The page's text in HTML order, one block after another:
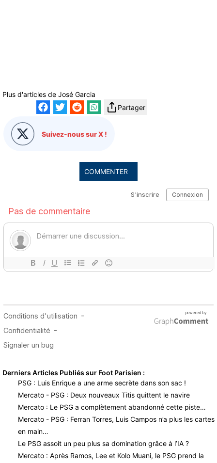
Plus d'articles de José Garcia
Partager
Suivez-nous sur X !
COMMENTER
Derniers Articles Publiés sur Foot Parisien :
PSG : Luis Enrique a une arme secrète dans son sac !
Mercato - PSG : Deux nouveaux Titis quittent le navire
Mercato : Le PSG a complètement abandonné cette piste…
Mercato - PSG : Ferran Torres, Luis Campos n’a plus les cartes
en main…
Le PSG assoit un peu plus sa domination grâce à l’IA ?
Mercato : Après Ramos, Lee et Kolo Muani, le PSG prend la